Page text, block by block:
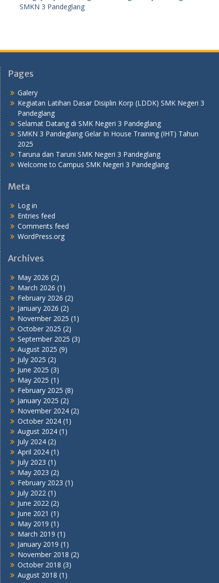
SMKN 3 Pandeglang
Pages
Galery
Kegiatan Latihan Dasar Disiplin Korp (LDDK) SMK Negeri 3
Pandeglang
Selamat Datang di SMK Negeri 3 Pandeglang
SMKN 3 Pandeglang Gelar In House Training (IHT) Tahun
2025
Taruna dan Taruni SMK Negeri 3 Pandeglang
Welcome to Campus SMK Negeri 3 Pandeglang
Meta
Log in
Entries feed
Comments feed
WordPress.org
Archives
May 2026 (2)
March 2026 (1)
February 2026 (2)
January 2026 (2)
November 2025 (1)
October 2025 (2)
September 2025 (3)
August 2025 (9)
July 2025 (2)
June 2025 (3)
May 2025 (1)
February 2025 (8)
January 2025 (2)
November 2024 (2)
October 2024 (1)
August 2024 (1)
July 2024 (2)
April 2024 (1)
July 2023 (1)
May 2023 (2)
February 2023 (1)
July 2022 (1)
June 2022 (2)
June 2021 (1)
May 2019 (1)
March 2019 (1)
January 2019 (1)
November 2018 (2)
October 2018 (3)
August 2018 (1)